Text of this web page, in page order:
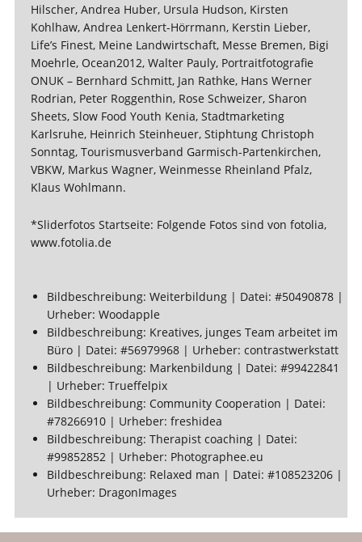
Hilscher, Andrea Huber, Ursula Hudson, Kirsten
Kohlhaw, Andrea Lenkert-Hörrmann, Kerstin Lieber,
Life’s Finest, Meine Landwirtschaft, Messe Bremen, Bigi
Moehrle, Ocean2012, Walter Pauly, Portraitfotografie
ONUK – Bernhard Schmitt, Jan Rathke, Hans Werner
Rodrian, Peter Roggenthin, Rose Schweizer, Sharon
Sheets, Slow Food Youth Kenia, Stadtmarketing
Karlsruhe, Heinrich Steinheuer, Stiphtung Christoph
Sonntag, Tourismusverband Garmisch-Partenkirchen,
VBKW, Markus Wagner, Weinmesse Rheinland Pfalz,
Klaus Wohlmann.
*Sliderfotos Startseite: Folgende Fotos sind von fotolia,
www.fotolia.de
Bildbeschreibung: Weiterbildung | Datei: #50490878 |
Urheber: Woodapple
Bildbeschreibung: Kreatives, junges Team arbeitet im
Büro | Datei: #56979968 | Urheber: contrastwerkstatt
Bildbeschreibung: Markenbildung | Datei: #99422841
| Urheber: Trueffelpix
Bildbeschreibung: Community Cooperation | Datei:
#78266910 | Urheber: freshidea
Bildbeschreibung: Therapist coaching | Datei:
#99852852 | Urheber: Photographee.eu
Bildbeschreibung: Relaxed man | Datei: #108523206 |
Urheber: DragonImages